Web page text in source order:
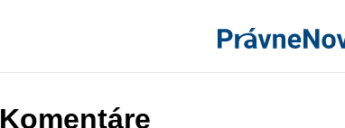
Komentáre